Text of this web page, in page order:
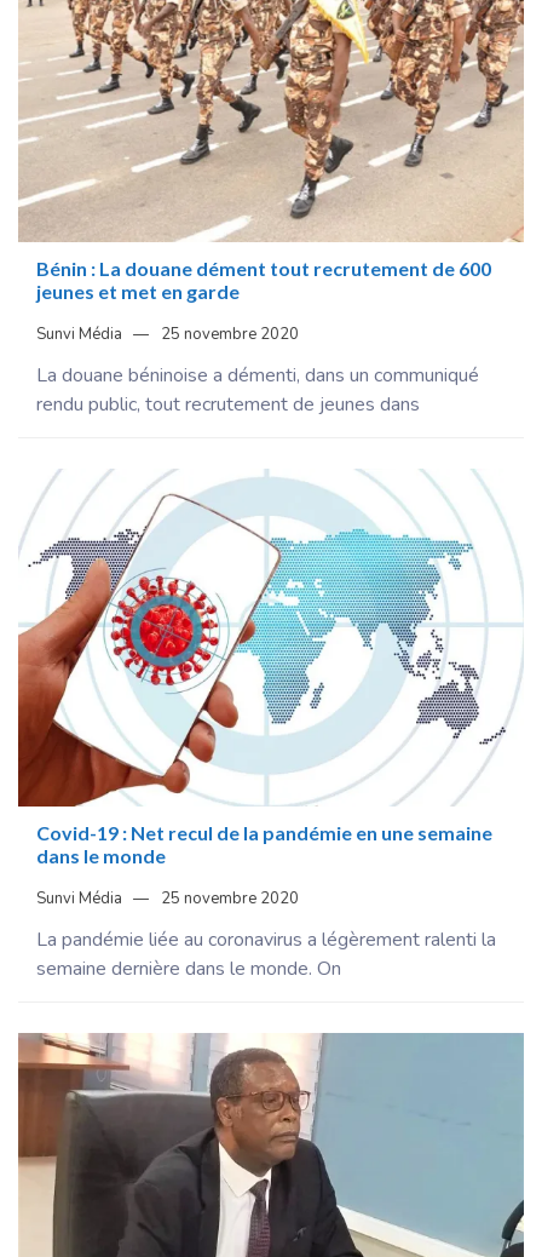
Bénin : La douane dément tout recrutement de 600
jeunes et met en garde
Sunvi Média 25 novembre 2020
La douane béninoise a démenti, dans un communiqué
rendu public, tout recrutement de jeunes dans
Covid-19 : Net recul de la pandémie en une semaine
dans le monde
Sunvi Média 25 novembre 2020
La pandémie liée au coronavirus a légèrement ralenti la
semaine dernière dans le monde. On